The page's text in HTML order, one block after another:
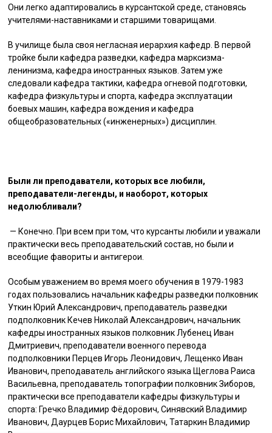
Они легко адаптировались в курсантской среде, становясь
учителями-наставниками и старшими товарищами.
В училище была своя негласная иерархия кафедр. В первой
тройке были кафедра разведки, кафедра марксизма-
ленинизма, кафедра иностранных языков. Затем уже
следовали кафедра тактики, кафедра огневой подготовки,
кафедра физкультуры и спорта, кафедра эксплуатации
боевых машин, кафедра вождения и кафедра
общеобразовательных («инженерных») дисциплин.
Были ли преподаватели, которых все любили,
преподаватели-легенды, и наоборот, которых
недолюбливали?
— Конечно. При всем при том, что курсанты любили и уважали
практически весь преподавательский состав, но были и
всеобщие фавориты и антигерои.
Особым уважением во время моего обучения в 1979-1983
годах пользовались начальник кафедры разведки полковник
Уткин Юрий Александрович, преподаватель разведки
подполковник Кечев Николай Александрович, начальник
кафедры иностранных языков полковник Лубенец Иван
Дмитриевич, преподаватели военного перевода
подполковники Перцев Игорь Леонидович, Лещенко Иван
Иванович, преподаватель английского языка Щеглова Раиса
Васильевна, преподаватель топографии полковник Зиборов,
практически все преподаватели кафедры физкультуры и
спорта: Гречко Владимир Фёдорович, Синявский Владимир
Иванович, Даурцев Борис Михайлович, Татаркин Владимир